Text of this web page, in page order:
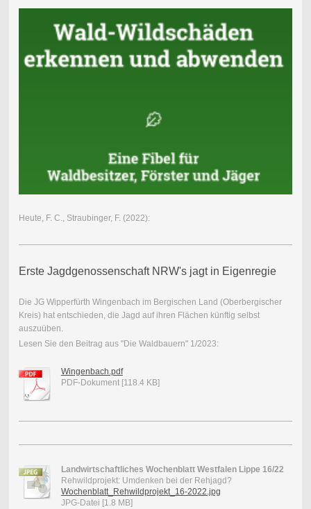
Heute, F. C., Straubinger, F. (2022):
Erste Jagdgenossenschaft NRW's jagt in Eigenregie
Die JG Wipperfürth Wingenbach im Bergischen Land (Oberbergischer
Kreis) hat entschieden, die Jagd auf ihren Flächen künftig selbst
auszuüben.
Lesen Sie den Beitrag aus "Die Waldbauern" 1/2023:
Wingenbach.pdf
PDF-Dokument [118.4 KB]
Landwirtschaftliches Wochenblatt Westfalen Lippe 16/22
Rehwildprojekt: Umdenken bei der Rehjagd?
Wochenblatt_Rehwildprojekt_16-2022.jpg
JPG-Datei [1.8 MB]